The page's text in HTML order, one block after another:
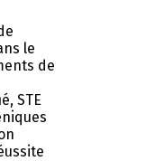
le
de
STE